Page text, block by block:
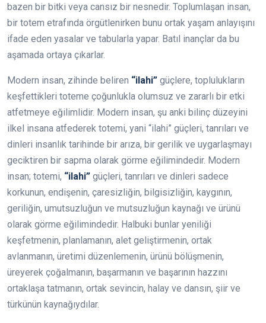
bazen bir bitki veya cansız bir nesnedir. Toplumlaşan insan,
bir totem etrafında örgütlenirken bunu ortak yaşam anlayışını
ifade eden yasalar ve tabularla yapar. Batıl inançlar da bu
aşamada ortaya çıkarlar.
Modern insan, zihinde beliren “ilahi” güçlere, toplulukların
keşfettikleri toteme çoğunlukla olumsuz ve zararlı bir etki
atfetmeye eğilimlidir. Modern insan, şu anki bilinç düzeyini
ilkel insana atfederek totemi, yani “ilahi” güçleri, tanrıları ve
dinleri insanlık tarihinde bir arıza, bir gerilik ve uygarlaşmayı
geciktiren bir sapma olarak görme eğilimindedir. Modern
insan; totemi, “ilahi” güçleri, tanrıları ve dinleri sadece
korkunun, endişenin, çaresizliğin, bilgisizliğin, kaygının,
geriliğin, umutsuzluğun ve mutsuzluğun kaynağı ve ürünü
olarak görme eğilimindedir. Halbuki bunlar yeniliği
keşfetmenin, planlamanın, alet geliştirmenin, ortak
avlanmanın, üretimi düzenlemenin, ürünü bölüşmenin,
üreyerek çoğalmanın, başarmanın ve başarının hazzını
ortaklaşa tatmanın, ortak sevincin, halay ve dansın, şiir ve
türkünün kaynağıydılar.